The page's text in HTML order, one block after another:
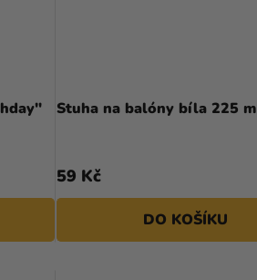
Stuha na balóny bíla 225 m
59 Kč
DO KOŠÍKU